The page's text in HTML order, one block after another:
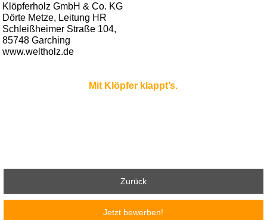
Klöpferholz GmbH & Co. KG
Dörte Metze, Leitung HR
Schleißheimer Straße 104,
85748 Garching
www.weltholz.de
Mit Klöpfer klappt’s.
Zurück
Jetzt bewerben!